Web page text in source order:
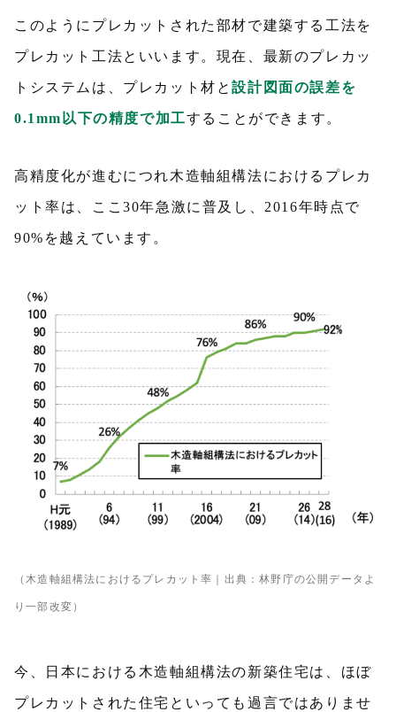
このようにプレカットされた部材で建築する工法を
プレカット工法といいます。現在、最新のプレカッ
トシステムは、プレカット材と設計図面の誤差を
0.1mm以下の精度で加工することができます。
高精度化が進むにつれ木造軸組構法におけるプレカ
ット率は、ここ30年急激に普及し、2016年時点で
90%を越えています。
（木造軸組構法におけるプレカット率｜出典：林野庁の公開データ よ
り一部改変）
今、日本における木造軸組構法の新築住宅は、ほぼ
プレカットされた住宅といっても過言ではありませ